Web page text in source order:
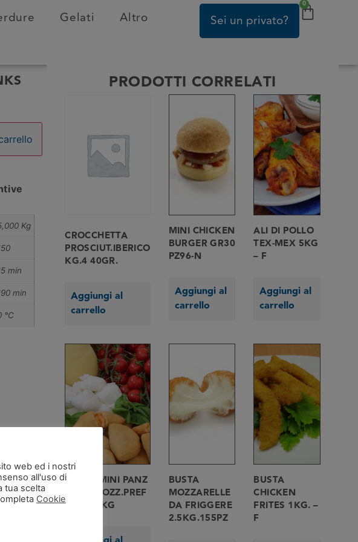
Gelati Altro Sei un privato?
0
Kg
min
min
°C
PRODOTTI CORRELATI
CROCCHETTA
PROSCIUT.IBERICO
KG.4 40GR.
Aggiungi al
carrello
MINI CHICKEN
BURGER GR30
PZ96-N
Aggiungi al
carrello
ALI DI POLLO
TEX-MEX 5KG
– F
Aggiungi al
carrello
BUSTA MINI PANZ
POM./MOZZ.PREF
30 GR 2KG
BUSTA
MOZZARELLE
DA FRIGGERE
2.5KG.155PZ
BUSTA
CHICKEN
FRITES 1KG. –
F
web ed i nostri
all'uso di
tua scelta
Cookie